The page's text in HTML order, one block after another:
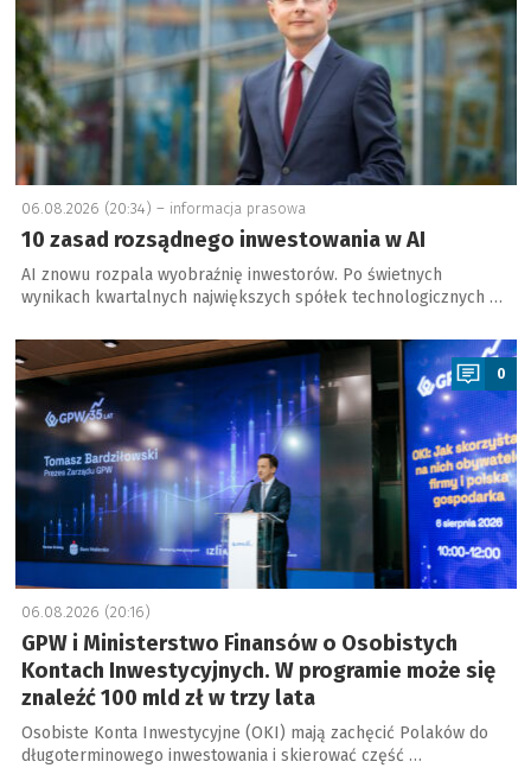
06.08.2026 (20:34) – informacja prasowa
10 zasad rozsądnego inwestowania w AI
AI znowu rozpala wyobraźnię inwestorów. Po świetnych
wynikach kwartalnych największych spółek technologicznych …
a
0
06.08.2026 (20:16)
GPW i Ministerstwo Finansów o Osobistych
Kontach Inwestycyjnych. W programie może się
znaleźć 100 mld zł w trzy lata
Osobiste Konta Inwestycyjne (OKI) mają zachęcić Polaków do
długoterminowego inwestowania i skierować część …